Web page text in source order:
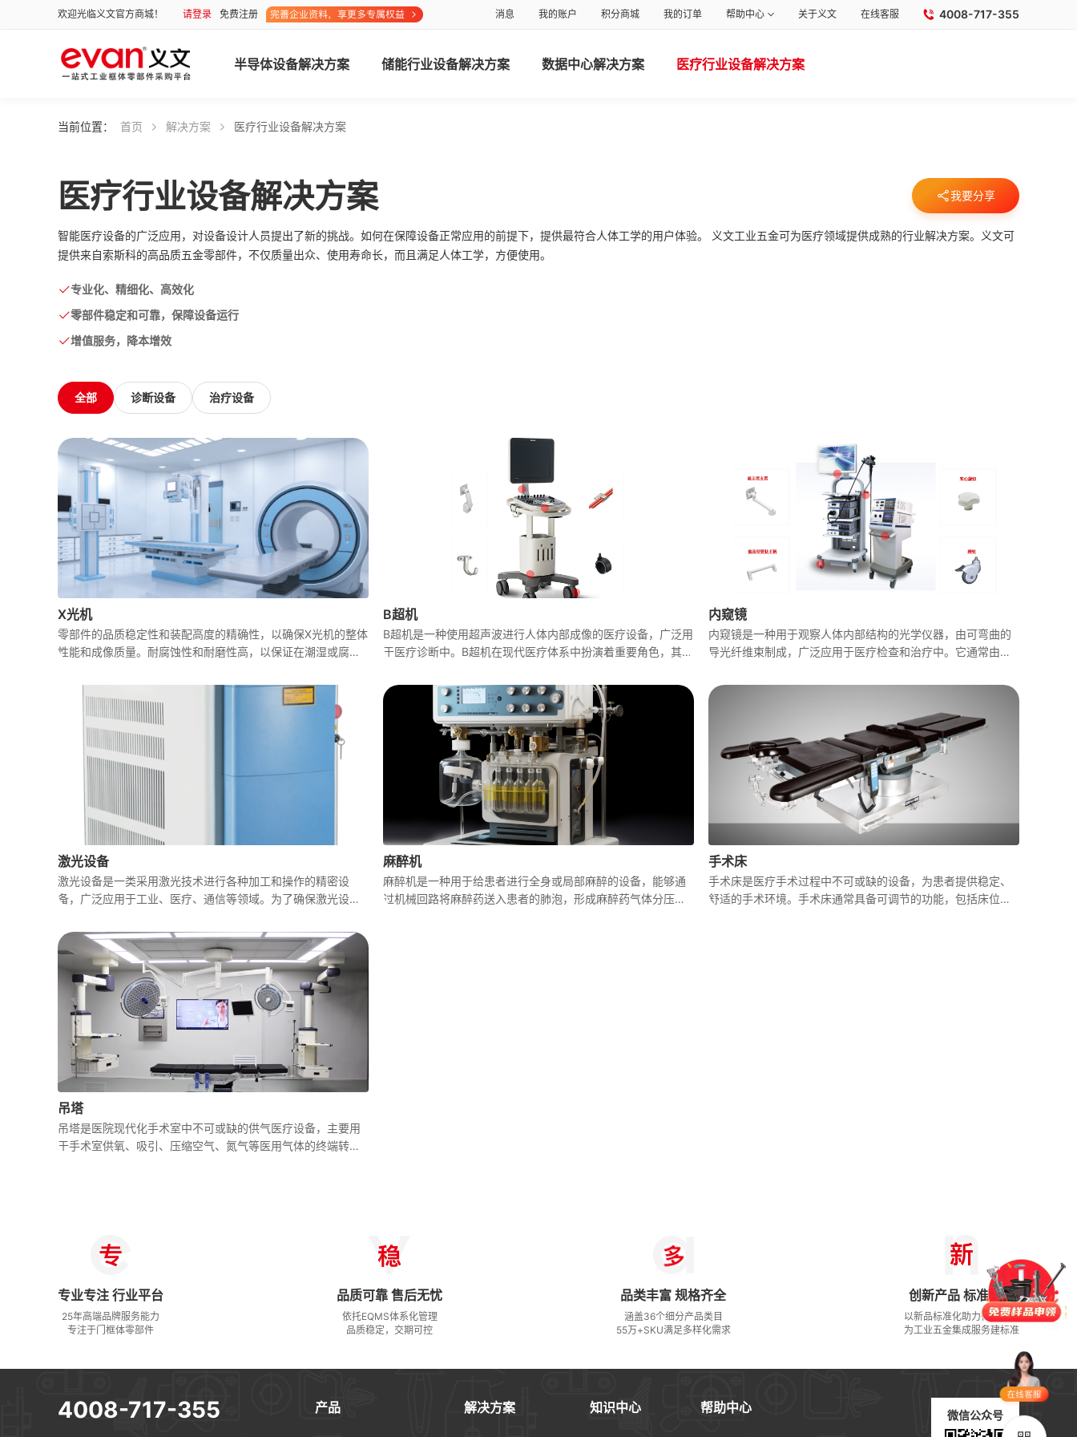
欢迎光临义文官方商城！ 请登录 免费注册 消息 我的账户 积分商城 我的订单 帮助中心 关于义文 在线客服 4008-717-355
半导体设备解决方案 储能行业设备解决方案 数据中心解决方案 医疗行业设备解决方案
当前位置： 首页 解决方案 医疗行业设备解决方案
医疗行业设备解决方案
智能医疗设备的广泛应用，对设备设计人员提出了新的挑战。如何在保障设备正常应用的前提下，提供最符合人体工学的用户体验。 义文工业五金可为医疗领域提供成熟的行业解决方案。义文可
提供来自索斯科的高品质五金零部件，不仅质量出众、使用寿命长，而且满足人体工学，方便使用。
我要分享
专业化、精细化、高效化
零部件稳定和可靠，保障设备运行
增值服务，降本增效
全部 诊断设备 治疗设备
X光机
零部件的品质稳定性和装配高度的精确性，以确保X光机的整体
性能和成像质量。耐腐蚀性和耐磨性高，以保证在潮湿或腐蚀
B超机
B超机是一种使用超声波进行人体内部成像的医疗设备，广泛用
于医疗诊断中。B超机在现代医疗体系中扮演着重要角色，其基
生的回声差异来进行成像。
内窥镜
内窥镜是一种用于观察人体内部结构的光学仪器，由可弯曲的
导光纤维束制成，广泛应用于医疗检查和治疗中。它通常由光
外部显示屏上。内窥镜的基本功能是提供一个视觉通道，使医
激光设备
激光设备是一类采用激光技术进行各种加工和操作的精密设
备，广泛应用于工业、医疗、通信等领域。为了确保激光设备
具有高精度、高兼容性、高稳定性、高安全性和易维护性等特
征
麻醉机
麻醉机是一种用于给患者进行全身或局部麻醉的设备，能够通
过机械回路将麻醉药送入患者的肺泡，形成麻醉药气体分压，
手术床
手术床是医疗手术过程中不可或缺的设备，为患者提供稳定、
舒适的手术环境。手术床通常具备可调节的功能，包括床位的
吊塔
吊塔是医院现代化手术室中不可或缺的供气医疗设备，主要用
于手术室供氧、吸引、压缩空气、氮气等医用气体的终端转
专业专注 行业平台
25年高端品牌服务能力
专注于门框体零部件
品质可靠 售后无忧
依托EQMS体系化管理
品质稳定，交期可控
品类丰富 规格齐全
涵盖36个细分产品类目
55万+SKU满足多样化需求
创新产品 标准先行
以新品标准化助力行业发展
为工业五金集成服务建标准
4008-717-355 产品 解决方案 知识中心 帮助中心 微信公众号
门锁铰链拉手
脚轮
支撑更多
品类齐全
立即申领
在线选 1V1客